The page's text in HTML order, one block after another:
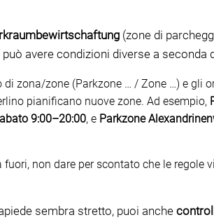
(zone di
avere condizioni diverse a seconda
di zona/zone (Parkzone … / Zone …) e gli
pianificano nuove zone. Ad esempio,
9:00–20:00, e Parkzone
fuori, non dare per scontato che le
sembra stretto, puoi anche